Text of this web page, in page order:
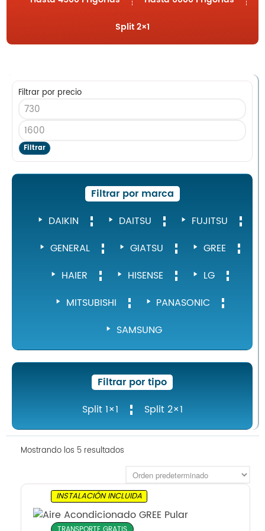
Nosotros
Contacto
Catálogo de Productos
Nosotros
Contacto
Split 2×1
Filtrar por precio
Filtrar
Filtrar por marca
DAIKIN
DAITSU
FUJITSU
GENERAL
GIATSU
GREE
HAIER
HISENSE
LG
MITSUBISHI
PANASONIC
SAMSUNG
Filtrar por tipo
Split 1×1
Split 2×1
Mostrando los 5 resultados
INSTALACIÓN INCLUIDA